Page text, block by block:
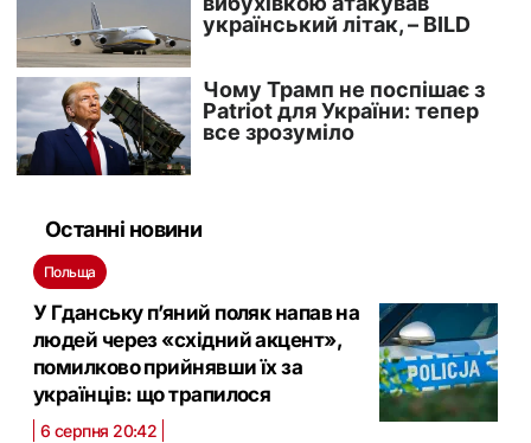
Останні новини
Польща
У Гданську п’яний поляк напав на
людей через «східний акцент»,
помилково прийнявши їх за
українців: що трапилося
6 серпня 20:42